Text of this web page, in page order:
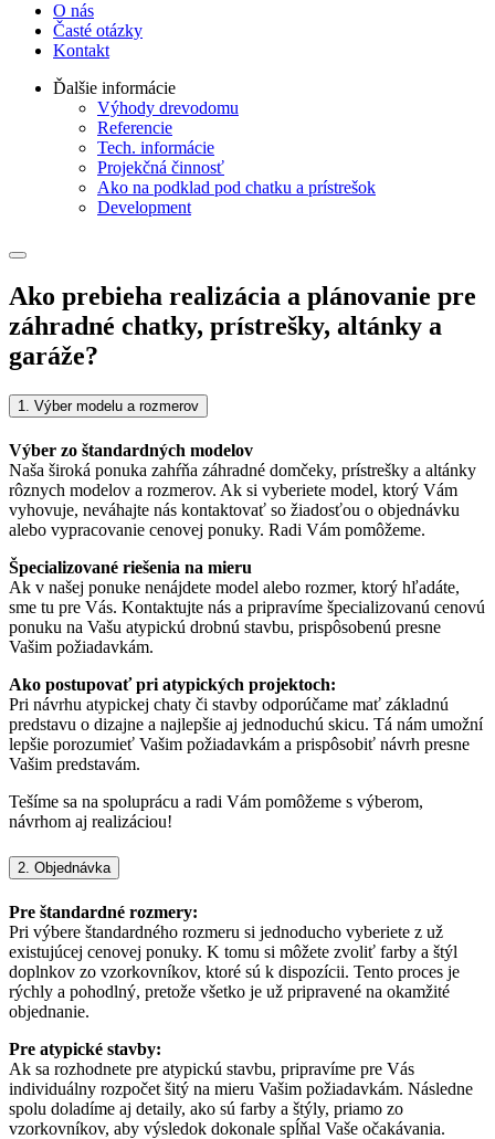
O nás
Časté otázky
Kontakt
Ďalšie informácie
Výhody drevodomu
Referencie
Tech. informácie
Projekčná činnosť
Ako na podklad pod chatku a prístrešok
Development
Ako prebieha realizácia a plánovanie pre
záhradné chatky, prístrešky, altánky a
garáže?
1. Výber modelu a rozmerov
Výber zo štandardných modelov
Naša široká ponuka zahŕňa záhradné domčeky, prístrešky a altánky
rôznych modelov a rozmerov. Ak si vyberiete model, ktorý Vám
vyhovuje, neváhajte nás kontaktovať so žiadosťou o objednávku
alebo vypracovanie cenovej ponuky. Radi Vám pomôžeme.
Špecializované riešenia na mieru
Ak v našej ponuke nenájdete model alebo rozmer, ktorý hľadáte,
sme tu pre Vás. Kontaktujte nás a pripravíme špecializovanú cenovú
ponuku na Vašu atypickú drobnú stavbu, prispôsobenú presne
Vašim požiadavkám.
Ako postupovať pri atypických projektoch:
Pri návrhu atypickej chaty či stavby odporúčame mať základnú
predstavu o dizajne a najlepšie aj jednoduchú skicu. Tá nám umožní
lepšie porozumieť Vašim požiadavkám a prispôsobiť návrh presne
Vašim predstavám.
Tešíme sa na spoluprácu a radi Vám pomôžeme s výberom,
návrhom aj realizáciou!
2. Objednávka
Pre štandardné rozmery:
Pri výbere štandardného rozmeru si jednoducho vyberiete z už
existujúcej cenovej ponuky. K tomu si môžete zvoliť farby a štýl
doplnkov zo vzorkovníkov, ktoré sú k dispozícii. Tento proces je
rýchly a pohodlný, pretože všetko je už pripravené na okamžité
objednanie.
Pre atypické stavby:
Ak sa rozhodnete pre atypickú stavbu, pripravíme pre Vás
individuálny rozpočet šitý na mieru Vašim požiadavkám. Následne
spolu doladíme aj detaily, ako sú farby a štýly, priamo zo
vzorkovníkov, aby výsledok dokonale spĺňal Vaše očakávania.